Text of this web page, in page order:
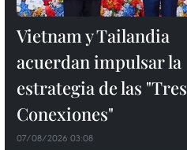
Vietnam y Tailandia
acuerdan impulsar la
estrategia de las "Tres
Conexiones"
07/08/2026 03:08